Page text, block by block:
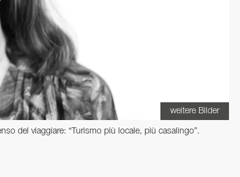
weitere Bilder
del viaggiare: “Turismo più locale, più casalingo”.